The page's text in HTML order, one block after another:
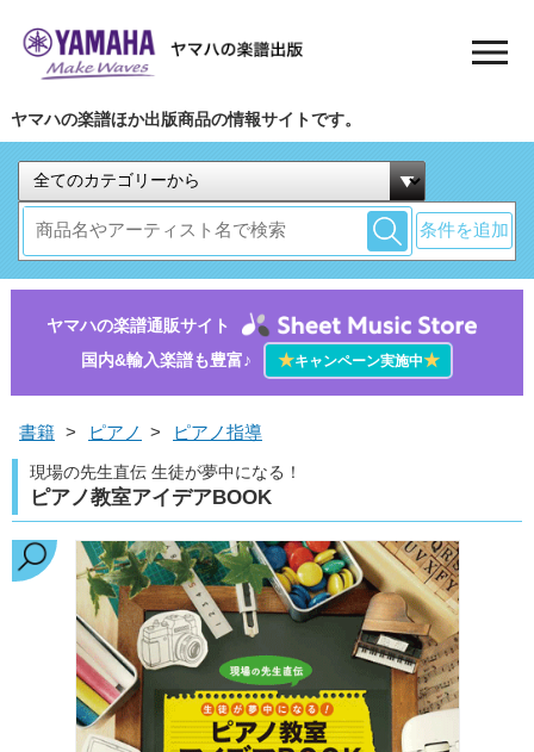
ヤマハの楽譜ほか出版商品の情報サイトです。
条件を追加
ヤマハの楽譜通販サイト
国内&輸入楽譜も豊富♪
★キャンペーン実施中★
書籍 > ピアノ > ピアノ指導
現場の先生直伝 生徒が夢中になる！
ピアノ教室アイデアBOOK